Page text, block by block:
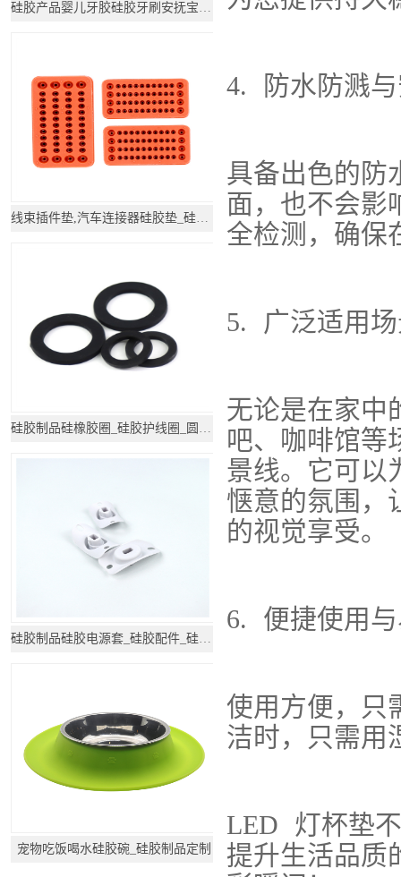
4. 防水防溅
具备出色的防
面，也不会影
全检测，确保
5. 广泛适用
无论是在家中
吧、咖啡馆等
景线。它可以
惬意的氛围，
的视觉享受。
6. 便捷使用
使用方便，只
洁时，只需用
LED 灯杯垫
提升生活品质
硅胶产品婴儿牙胶硅胶牙刷安抚宝宝乳牙_硅胶制品定制
线束插件垫,汽车连接器硅胶垫_硅胶制品_硅胶产品
硅胶制品硅橡胶圈_硅胶护线圈_圆形硅胶圈_硅胶产品
硅胶制品硅胶电源套_硅胶配件_硅胶产品
宠物吃饭喝水硅胶碗_硅胶制品定制